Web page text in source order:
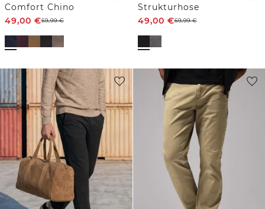
Comfort Chino
49,00 €69,99€
Strukturhose
49,00 €69,99€